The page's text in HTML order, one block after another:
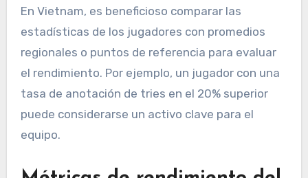
En Vietnam, es beneficioso comparar las
estadísticas de los jugadores con promedios
regionales o puntos de referencia para evaluar
el rendimiento. Por ejemplo, un jugador con una
tasa de anotación de tries en el 20% superior
puede considerarse un activo clave para el
equipo.